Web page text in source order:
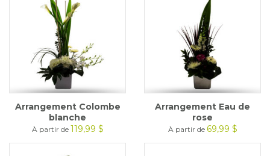
Arrangement Colombe
blanche
À partir de 119,99 $
Arrangement Eau de
rose
À partir de 69,99 $